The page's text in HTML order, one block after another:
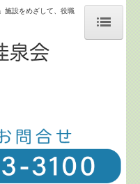
施設をめざして、役職